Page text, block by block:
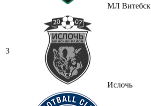
МЛ Витебск
3
Ислочь